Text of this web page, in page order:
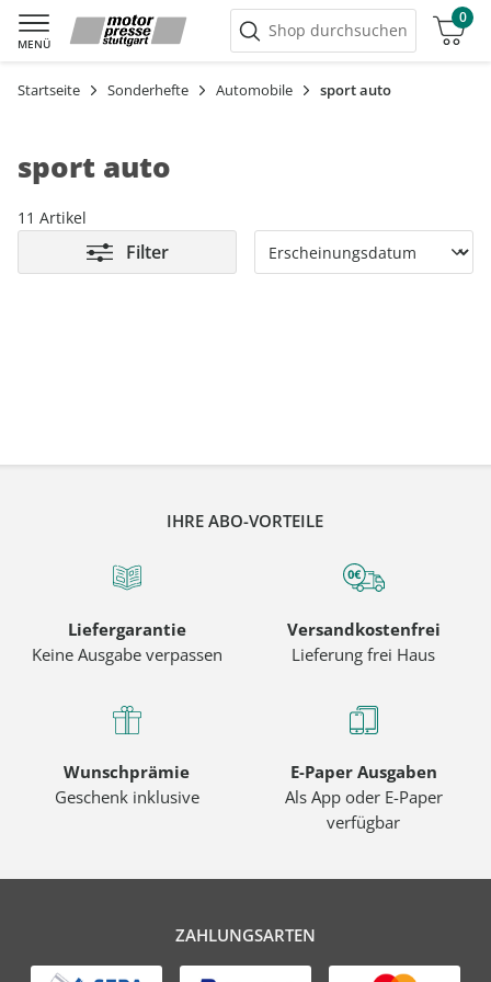
MENÜ
Shop durchsuchen
0
Warenkorb
Startseite Sonderhefte Automobile sport auto
sport auto
11 Artikel
Filter
IHRE ABO-VORTEILE
Liefergarantie
Keine Ausgabe verpassen
Versandkostenfrei
Lieferung frei Haus
Wunschprämie
Geschenk inklusive
E-Paper Ausgaben
Als App oder E-Paper
verfügbar
ZAHLUNGSARTEN